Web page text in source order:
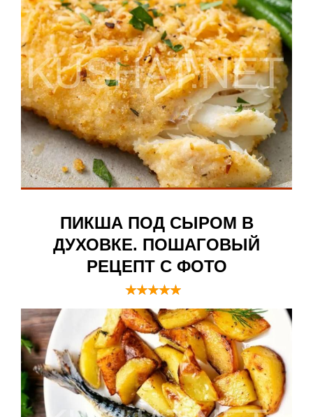
ПИКША ПОД СЫРОМ В
ДУХОВКЕ. ПОШАГОВЫЙ
РЕЦЕПТ С ФОТО